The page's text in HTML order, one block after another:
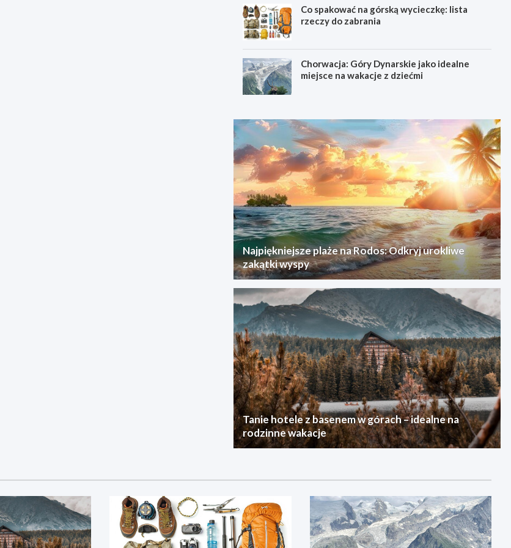
Co spakować na górską wycieczkę: lista
rzeczy do zabrania
Chorwacja: Góry Dynarskie jako idealne
miejsce na wakacje z dziećmi
Najpiękniejsze plaże na Rodos: Odkryj urokliwe
zakątki wyspy
Tanie hotele z basenem w górach – idealne na
rodzinne wakacje